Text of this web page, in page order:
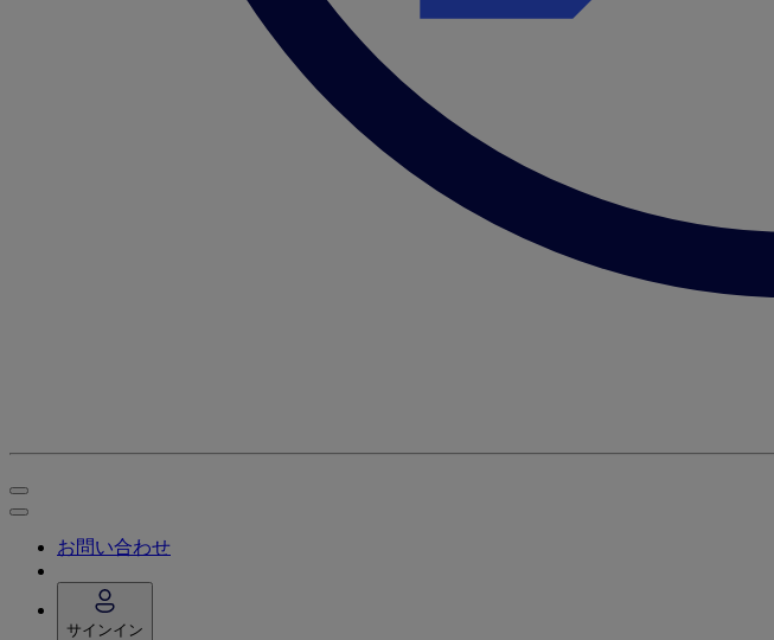
お問い合わせ
サインイン